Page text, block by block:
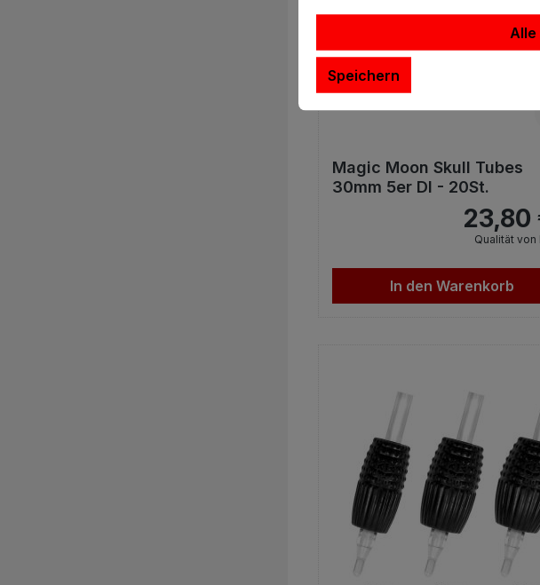
Magic Moon Skull Tubes
30mm 5er DI - 20St.
Qualität von
In den Warenkorb
Speichern